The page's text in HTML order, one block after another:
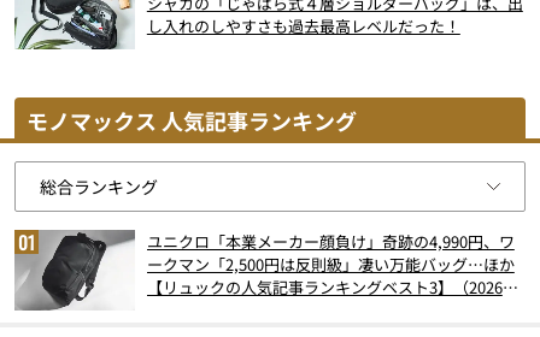
し入れのしやすさも過去最高レベルだった！
モノマックス 人気記事ランキング
ユニクロ「本業メーカー顔負け」奇跡の4,990円、ワ
ークマン「2,500円は反則級」凄い万能バッグ…ほか
【リュックの人気記事ランキングベスト3】（2026年